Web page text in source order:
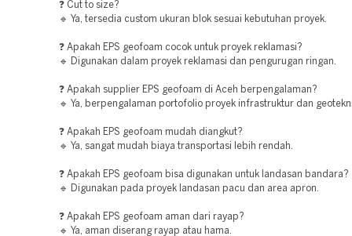
❓ Cut to size?
🔹 Ya, tersedia custom ukuran blok sesuai kebutuhan proyek.
❓ Apakah EPS geofoam cocok untuk proyek reklamasi?
🔹 Digunakan dalam proyek reklamasi dan pengurugan ringan.
❓ Apakah supplier EPS geofoam di Aceh berpengalaman?
🔹 Ya, berpengalaman portofolio proyek infrastruktur dan
❓ Apakah EPS geofoam mudah diangkut?
🔹 Ya, sangat mudah biaya transportasi lebih rendah.
❓ Apakah EPS geofoam bisa digunakan untuk landasan bandara?
🔹 Digunakan pada proyek landasan pacu dan area apron.
❓ Apakah EPS geofoam aman dari rayap?
🔹 Ya, aman diserang rayap atau hama.